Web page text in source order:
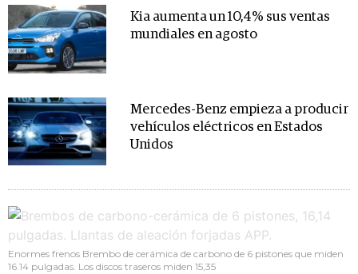
Kia aumenta un 10,4% sus ventas
mundiales en agosto
Mercedes-Benz empieza a producir
vehículos eléctricos en Estados
Unidos
Enormes frenos Brembo de cerámica de carbono de 6 pistones que miden
16.14 pulgadas. Los discos traseros miden 15,35